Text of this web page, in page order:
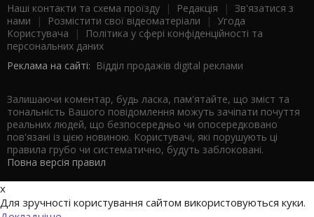
Наші контакти та схема проїзду | Редакція | Зв'язатися з
нами | Розмістити свої відеоматеріали | Угода
Користувача |
Політика у сфері конфіденційності та
персональних даних
Реклама на сайті: Відділ продажів digital реклами
Залишаючи коментар, будь ласка, пам'ятайте, що зміст та
тональність Вашого повідомлення можуть зачіпати почуття
реальних людей, що безпосередньо чи опосередковано
пов'язані із цією новиною. Користувачі, які порушують ці
правила грубо чи систематично, будуть заблоковані.
Повна версія правил
x
Для зручності користування сайтом використовуються куки.